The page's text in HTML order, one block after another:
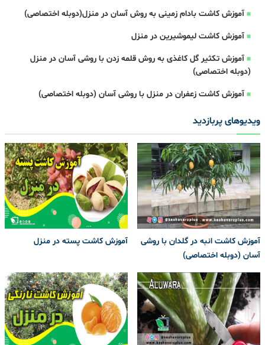
آموزش کاشت بادام زمینی به روش آسان در منزل(دوبله اختصاصی)
آموزش کاشت لیموشیرین در منزل
آموزش تکثیر گل کاغذی به روش قلمه زدن با روشی آسان در منزل
(دوبله اختصاصی)
آموزش کاشت زعفران در منزل با روشی آسان (دوبله اختصاصی)
ویدیوهای پربازدید
آموزش کاشت انبه در گلدان با روشی
آسان (دوبله اختصاصی)
آموزش کاشت پسته در منزل